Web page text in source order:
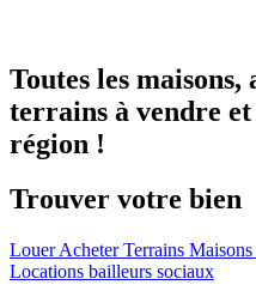
Toutes les
terrains à vendre
région !
Trouver votre bien
LouerAcheterTerrains Maisons
Locations bailleurs sociaux